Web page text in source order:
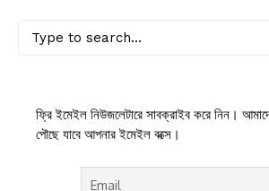
ফ্রি ইমেইল নিউজলেটারে সাবক্রাইব করে নিন।
পৌছে যাবে আপনার ইমেইল বক্সে।